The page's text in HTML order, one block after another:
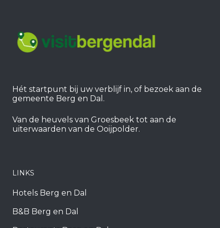
Hét startpunt bij uw verblijf in, of bezoek aan de
gemeente Berg en Dal.
Van de heuvels van Groesbeek tot aan de
uiterwaarden van de Ooijpolder.
LINKS
Hotels Berg en Dal
B&B Berg en Dal